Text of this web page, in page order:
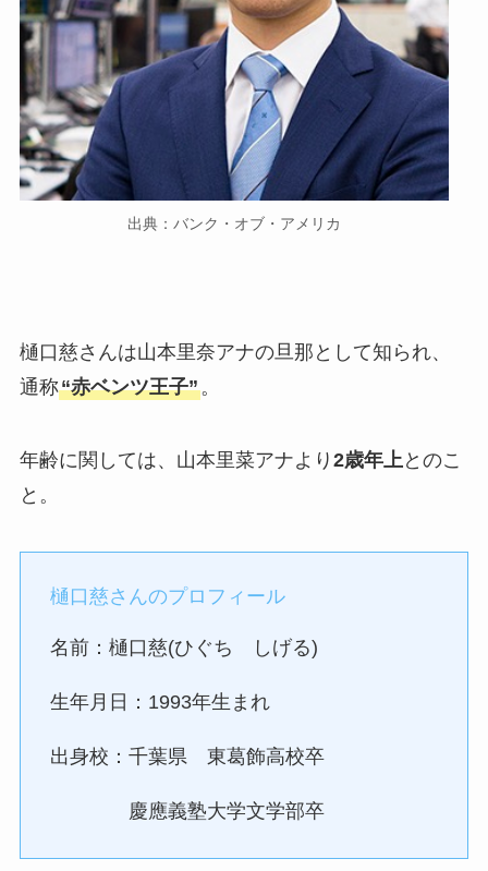
出典：バンク・オブ・アメリカ
樋口慈さんは山本里奈アナの旦那として知られ、
通称“赤ベンツ王子”。
年齢に関しては、山本里菜アナより 2歳年上とのこ
と。
樋口慈さんのプロフィール
名前：樋口慈(ひぐち しげる)
生年月日：1993年生まれ
出身校：千葉県 東葛飾高校卒
慶應義塾大学文学部卒